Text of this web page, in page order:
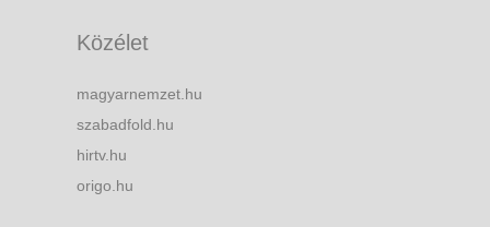
Közélet
magyarnemzet.hu
szabadfold.hu
hirtv.hu
origo.hu